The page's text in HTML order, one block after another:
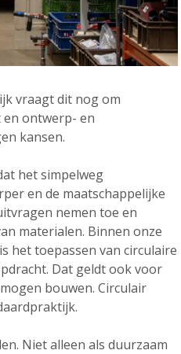
vraagt dit nog om
en ontwerp- en
kansen.
het simpelweg
en de maatschappelijke
nemen toe en
materialen. Binnen onze
het toepassen van circulaire
Dat geldt ook voor
bouwen. Circulair
Niet alleen als duurzaam